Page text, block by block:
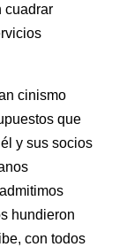
cuadrar
cinismo
que
y sus socios
hundieron
con todos